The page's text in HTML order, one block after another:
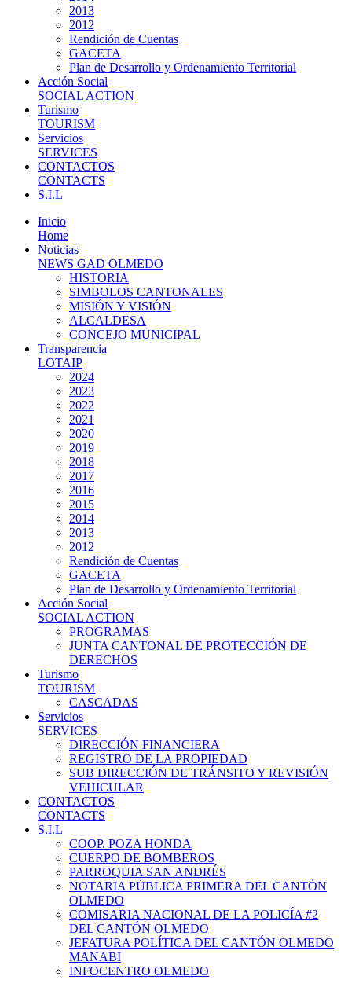
2013
2012
Rendición de Cuentas
GACETA
Plan de Desarrollo y Ordenamiento Territorial
Acción Social
SOCIAL ACTION
Turismo
TOURISM
Servicios
SERVICES
CONTACTOS
CONTACTS
S.I.L
Inicio
Home
Noticias
NEWS GAD OLMEDO
HISTORIA
SIMBOLOS CANTONALES
MISIÓN Y VISIÓN
ALCALDESA
CONCEJO MUNICIPAL
Transparencia
LOTAIP
2024
2023
2022
2021
2020
2019
2018
2017
2016
2015
2014
2013
2012
Rendición de Cuentas
GACETA
Plan de Desarrollo y Ordenamiento Territorial
Acción Social
SOCIAL ACTION
PROGRAMAS
JUNTA CANTONAL DE PROTECCIÓN DE
DERECHOS
Turismo
TOURISM
CASCADAS
Servicios
SERVICES
DIRECCIÓN FINANCIERA
REGISTRO DE LA PROPIEDAD
SUB DIRECCIÓN DE TRÁNSITO Y REVISIÓN
VEHICULAR
CONTACTOS
CONTACTS
S.I.L
COOP. POZA HONDA
CUERPO DE BOMBEROS
PARROQUIA SAN ANDRÉS
NOTARIA PÚBLICA PRIMERA DEL CANTÓN
OLMEDO
COMISARIA NACIONAL DE LA POLICÍA #2
DEL CANTÓN OLMEDO
JEFATURA POLÍTICA DEL CANTÓN OLMEDO
MANABI
INFOCENTRO OLMEDO